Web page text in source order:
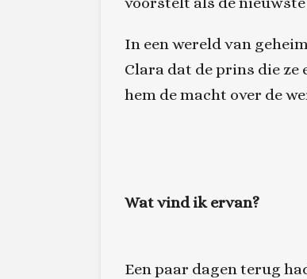
In een wereld van
Clara dat de prins die
hem de macht over de
Wat vind ik ervan?
Een paar dagen terug